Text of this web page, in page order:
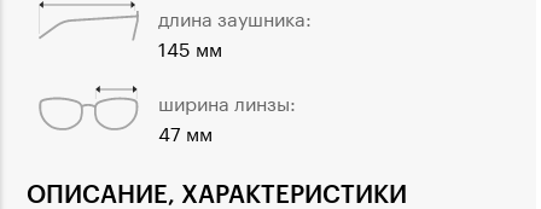
ОПИСАНИЕ, ХАРАКТЕРИСТИКИ
длина заушника:
145 мм
ширина линзы:
47 мм